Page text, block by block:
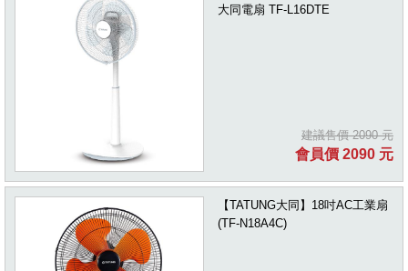
大同電扇 TF-L16DTE
建議售價 2090 元
會員價 2090 元
【TATUNG大同】18吋AC工業扇
(TF-N18A4C)